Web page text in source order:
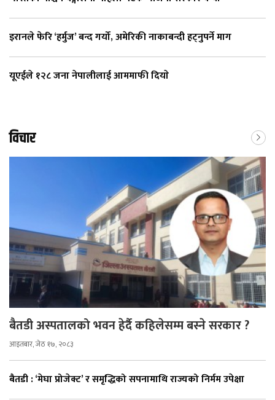
इरानले फेरि ‘हर्मुज’ बन्द गर्यो, अमेरिकी नाकाबन्दी हट्नुपर्ने माग
यूएईले १२८ जना नेपालीलाई आममाफी दियाे
विचार
बैतडी अस्पतालको भवन हेर्दै कहिलेसम्म बस्ने सरकार ?
आइतबार, जेठ १७, २०८३
बैतडी : ‘मेघा प्रोजेक्ट’ र समृद्धिको सपनामाथि राज्यको निर्मम उपेक्षा